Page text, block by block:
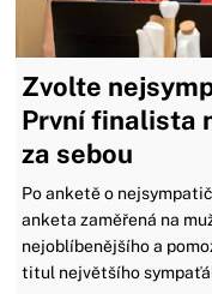
Zvolte
První finalista
za sebou
Po anketě o
anketa zaměřená na
nejoblíbenějšího a
titul největšího